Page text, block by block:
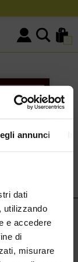
annunci
dati
utilizzando
e accedere
di
misurare
0